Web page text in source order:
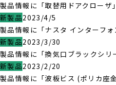
製品情報に「取替用ドアクローザ
新製品2023/4/5
製品情報に「ナスタ インターフォ
新製品2023/3/30
製品情報に「換気口ブラックシリ
新製品2023/2/20
製品情報に「波板ビス (ポリカ座